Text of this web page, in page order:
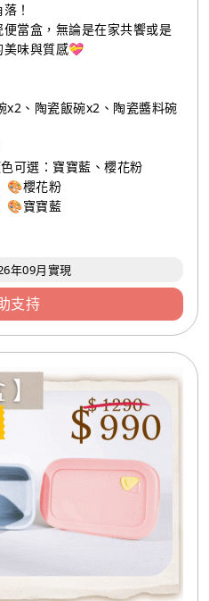
！
當盒，無論是在家共饗或是
美味與質感💝
、陶瓷飯碗x2、陶瓷醬料碗
可選：寶寶藍、櫻花粉
🎨櫻花粉
🎨寶寶藍
年09月實現
支持